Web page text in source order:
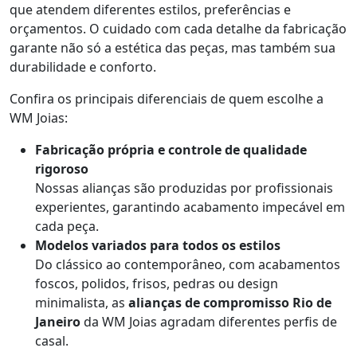
que atendem diferentes estilos, preferências e
orçamentos. O cuidado com cada detalhe da fabricação
garante não só a estética das peças, mas também sua
durabilidade e conforto.
Confira os principais diferenciais de quem escolhe a
WM Joias:
Fabricação própria e controle de qualidade
rigoroso
Nossas alianças são produzidas por profissionais
experientes, garantindo acabamento impecável em
cada peça.
Modelos variados para todos os estilos
Do clássico ao contemporâneo, com acabamentos
foscos, polidos, frisos, pedras ou design
minimalista, as alianças de compromisso Rio de
Janeiroda WM Joias agradam diferentes perfis de
casal.